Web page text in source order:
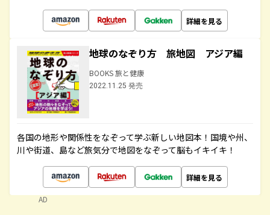
詳細を見る
地球のなぞり方 旅地図 アジア編
BOOKS 旅と健康
2022.11.25 発売
各国の地形や関係性をなぞって学ぶ新しい地図本！国境や州、
川や街道、島など旅気分で地図をなぞって脳もイキイキ！
詳細を見る
AD